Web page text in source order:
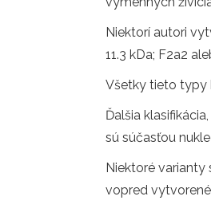
Niektorí autori
11.3 kDa; F2a2
Všetky tieto typy
Ďalšia
sú súčasťou
Niektoré varianty
vopred